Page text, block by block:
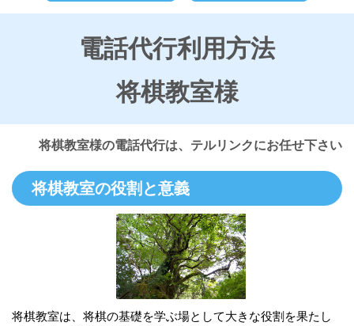
電話代行利用方法
将棋教室様
将棋教室様の電話代行は、テルリンクにお任せ下さい
将棋教室の役割と意義
将棋教室は、将棋の基礎を学ぶ場として大きな役割を果たし